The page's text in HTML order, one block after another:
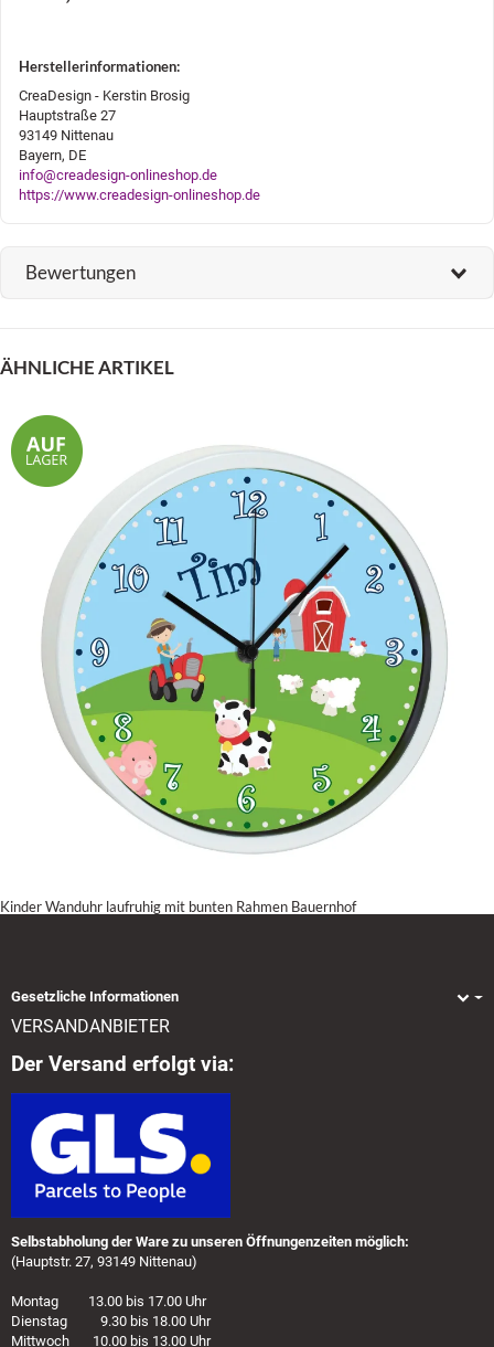
Herstellerinformationen:
CreaDesign - Kerstin Brosig
Hauptstraße 27
93149 Nittenau
Bayern, DE
info@creadesign-onlineshop.de
https://www.creadesign-onlineshop.de
Bewertungen
ÄHNLICHE ARTIKEL
Kinder Wanduhr laufruhig mit bunten Rahmen Bauernhof
Gesetzliche Informationen
VERSANDANBIETER
Der Versand erfolgt via:
Selbstabholung der Ware zu unseren Öffnungenzeiten möglich:
(Hauptstr. 27, 93149 Nittenau)
Montag 13.00 bis 17.00 Uhr
Dienstag 9.30 bis 18.00 Uhr
Mittwoch 10.00 bis 13.00 Uhr